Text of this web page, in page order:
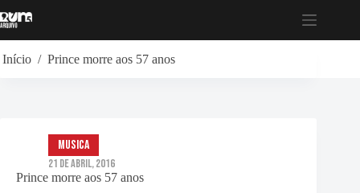
para
Início / Prince morre aos 57 anos
Prince morre aos 57 anos
musica
21 de Abril, 2016